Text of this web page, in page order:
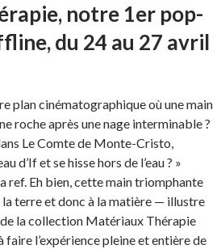
notre 1er pop-
du 24 au 27 avril
plan cinématographique où une main
roche après une nage interminable ?
Le Comte de Monte-Cristo,
d’If et se hisse hors de l’eau ? »
ref. Eh bien, cette main triomphante
terre et donc à la matière — illustre
la collection Matériaux Thérapie
faire l’expérience pleine et entière de